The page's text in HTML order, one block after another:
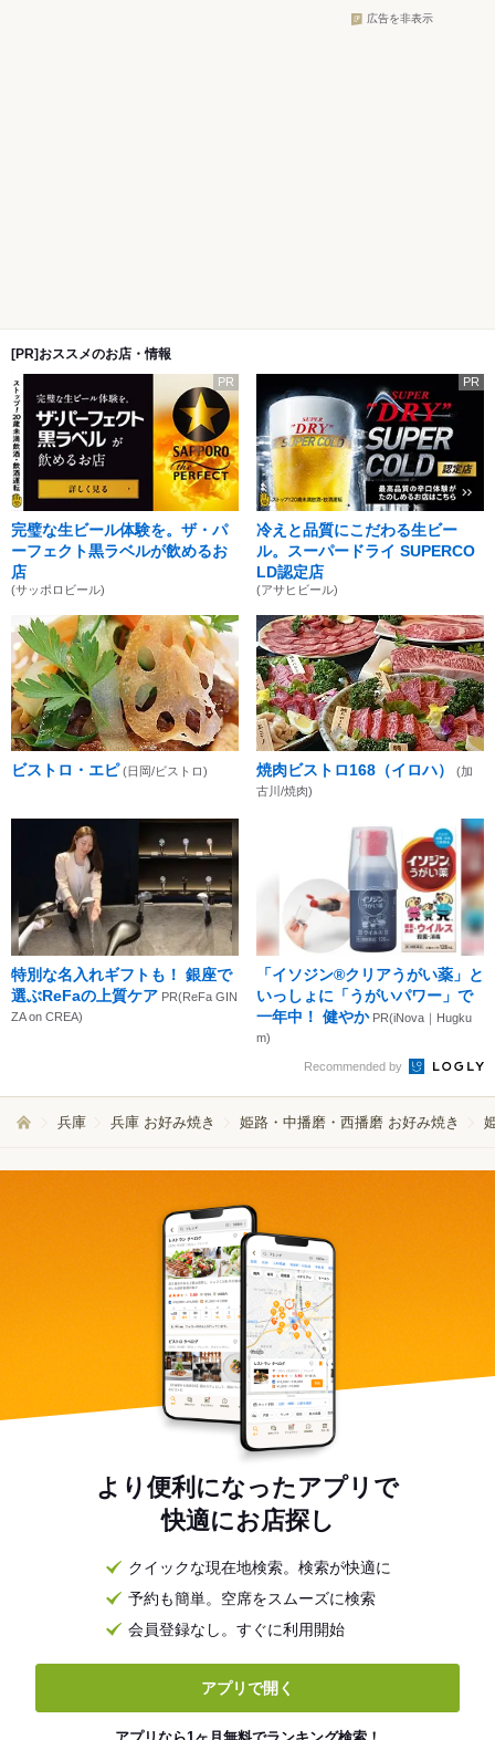
広告を非表示
[PR]おススメのお店・情報
PR
完璧な生ビール体験を。ザ・パ
ーフェクト黒ラベルが飲めるお
店
(サッポロビール)
PR
冷えと品質にこだわる生ビー
ル。スーパードライ SUPERCO
LD認定店
(アサヒビール)
ビストロ・エピ (日岡/ビストロ) 焼肉ビストロ168（イロハ）
(加
古川/焼肉)
特別な名入れギフトも！ 銀座で
選ぶReFaの上質ケア PR(ReFa GIN
ZA on CREA)
「イソジン®クリアうがい薬」と
いっしょに「うがいパワー」で
一年中！ 健やか PR(iNova｜Hugku
m)
Recommended by
兵庫 兵庫 お好み焼き 姫路・中播磨・西播磨 お好み焼き
より便利になったアプリで
快適にお店探し
クイックな現在地検索。検索が快適に
予約も簡単。空席をスムーズに検索
会員登録なし。すぐに利用開始
アプリで開く